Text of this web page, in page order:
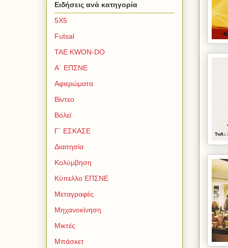
Ειδήσεις ανά κατηγορία
5Χ5
Futsal
TAE KWON-DO
Α΄ ΕΠΣΝΕ
Αφιερώματα
Βίντεο
Βόλεϊ
Γ΄ ΕΣΚΑΣΕ
Διαιτησία
Κολύμβηση
Κύπελλο ΕΠΣΝΕ
Μεταγραφές
Μηχανοκίνηση
Μικτές
Μπάσκετ